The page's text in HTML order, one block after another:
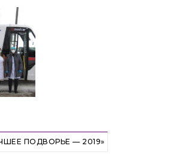
ПОДВОРЬЕ — 2019»